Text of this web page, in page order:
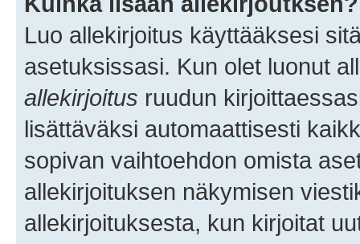
Luo allekirjoitus käyttääksesi
asetuksissasi. Kun olet luonut
allekirjoitus ruudun
lisättäväksi automaattisesti
sopivan vaihtoehdon omista
allekirjoituksen näkymisen
allekirjoituksesta, kun kirjoitat